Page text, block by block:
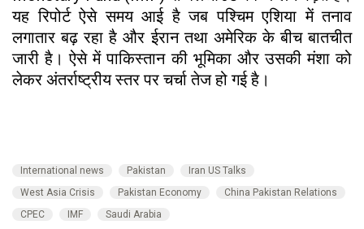
यह रिपोर्ट ऐसे समय आई है जब पश्चिम एशिया में तनाव
लगातार बढ़ रहा है और ईरान तथा अमेरिक के बीच बातचीत
जारी है। ऐसे में पाकिस्तान की भूमिका और उसकी मंशा को
लेकर अंतर्राष्ट्रीय स्तर पर चर्चा तेज हो गई है।
International news Pakistan
Iran US Talks
West Asia Crisis
Pakistan Economy
China Pakistan Relations
CPEC
IMF Saudi Arabia